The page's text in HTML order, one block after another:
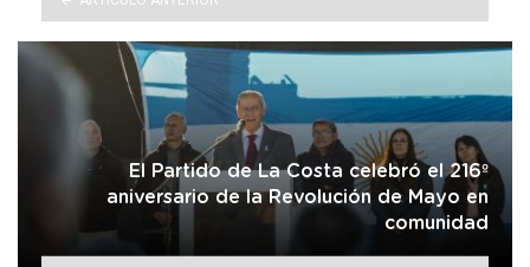
El Partido de La Costa celebró el 216º
aniversario de la Revolución de Mayo en
comunidad